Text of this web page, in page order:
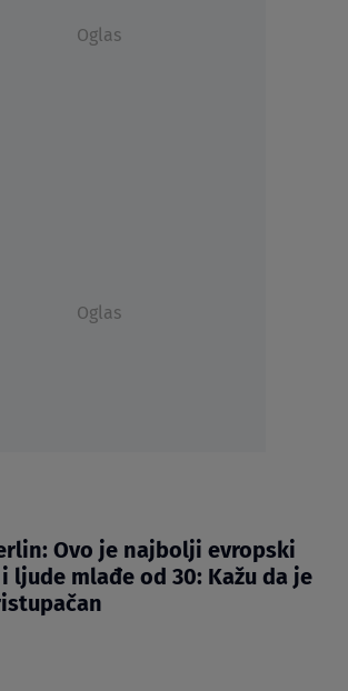
Oglas
Oglas
Ovo je najbolji evropski
ljude mlađe od 30: Kažu da je